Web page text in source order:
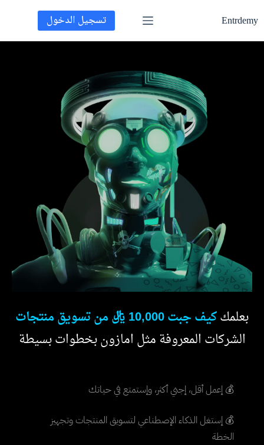
Entrdemy تسجيل الدخول
بعلمككيف جبت 10,000 ريال من تسويق منتجات
الشركات المعروفة مثل امازون بخطوات بسيطة
💰 إعمل أقل، إجني أكثر، وإستمتع في حياتك
💰 إستغل الذكاء الإصطناعي لتسويق المنتجات وتجهيز
الخطة